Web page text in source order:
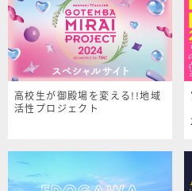
高校生が御殿場を変える!!地域
活性プロジェクト